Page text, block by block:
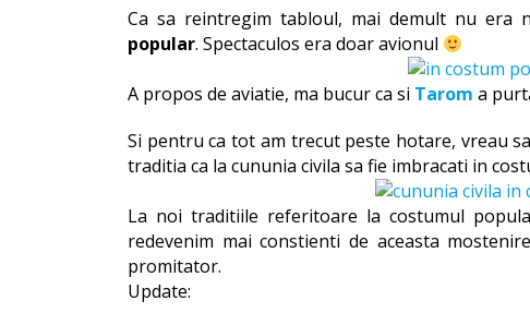
Ca sa reintregim tabloul, mai demult nu era
popular. Spectaculos era doar avionul
A propos de aviatie, ma bucur ca si Tarom a
Si pentru ca tot am trecut peste hotare, vreau
traditia ca la cununia civila sa fie imbracati in
La noi traditiile referitoare la costumul
redevenim mai constienti de aceasta
promitator.
Update: